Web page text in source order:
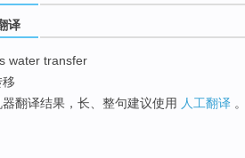
译
water transfer
器翻译结果，长、整句建议使用 人工翻译